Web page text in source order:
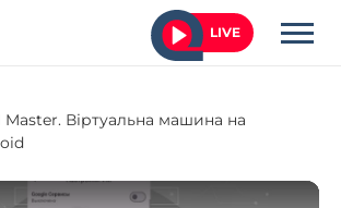
LIVE
Віртуальна машина на